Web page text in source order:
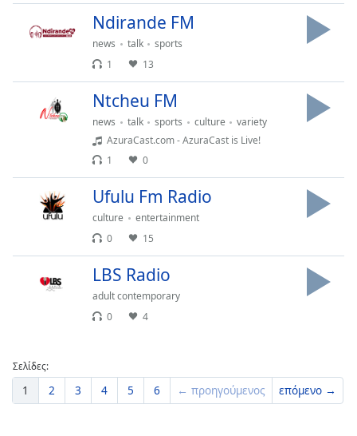
Ndirande FM
news talk
sports
1
13
Ntcheu FM
news talk sports culture
variety
AzuraCast.com - AzuraCast is Live!
1
0
Ufulu Fm Radio
culture
entertainment
0
15
LBS Radio
adult contemporary
0
4
Σελίδες:
1 2 3 4 5 6 ← προηγούμενος επόμενο →